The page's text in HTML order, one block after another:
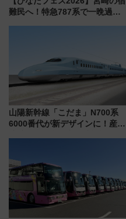
難民へ！特急787系で一晩過ご
山陽新幹線「こだま」N700系
6000番代が新デザインに！産学